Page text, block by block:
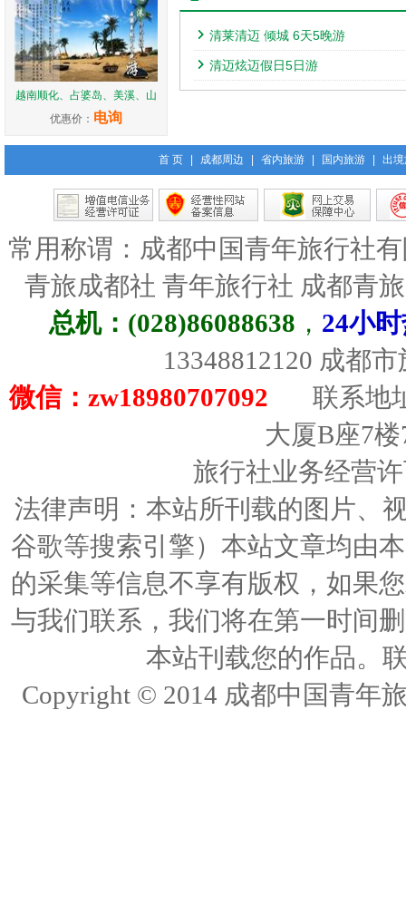
越南顺化、占婆岛、美溪、山
优惠价： 电询
清莱清迈 倾城 6天5晚游
清迈炫迈假日5日游
首 页 成都周边 省内旅游 国内旅游 出
常用称谓：成都中国青年旅行社
青旅成都社 青年旅行社 成都青
总机：(028)86088638 ， 24小
13348812120 成都
微信：zw18980707092
联系地
大厦B座7
旅行社业务经营
法律声明：本站所刊载的图片、
谷歌等搜索引擎）本站文章均由
的采集等信息不享有版权，如果
与我们联系，我们将在第一时间
本站刊载您的作品。
Copyright © 2014 成都中国青年